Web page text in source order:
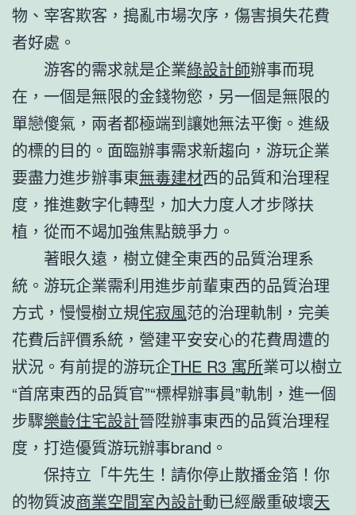
物、宰客欺客，搗亂市場次序，傷害損失花費
者好處。
游客的需求就是企業綠設計師辦事而現
在，一個是無限的金錢物慾，另一個是無限的
單戀傻氣，兩者都極端到讓她無法平衡。進級
的標的目的。面臨辦事需求新趨向，游玩企業
要盡力進步辦事東無毒建材西的品質和治理程
度，推進數字化轉型，加大力度人才步隊扶
植，從而不竭加強焦點競爭力。
著眼久遠，樹立健全東西的品質治理系
統。游玩企業需利用進步前輩東西的品質治理
方式，慢慢樹立規侘寂風范的治理軌制，完美
花費后評價系統，營建平安安心的花費周遭的
狀況。有前提的游玩企THE R3 寓所業可以樹立
“首席東西的品質官”“標桿辦事員”軌制，進一個
步驟樂齡住宅設計晉陞辦事東西的品質治理程
度，打造優質游玩辦事brand。
保持立「牛先生！請你停止散播金箔！你
的物質波商業空間室內設計動已經嚴重破壞天